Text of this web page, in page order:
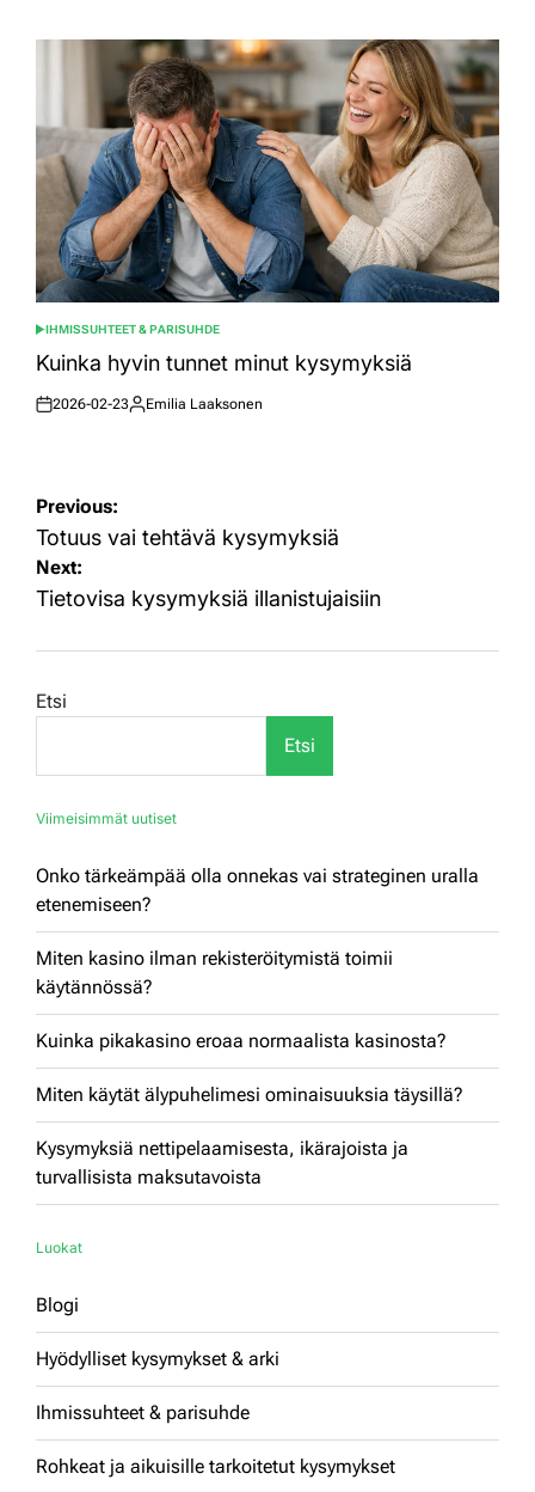
POSTED
IN
IHMISSUHTEET & PARISUHDE
Kuinka hyvin tunnet minut kysymyksiä
Posted
2026-02-23
Posted
Emilia Laaksonen
Artikkelien
selaus
Previous:
Totuus vai tehtävä kysymyksiä
Next:
Tietovisa kysymyksiä illanistujaisiin
Etsi
Etsi
Viimeisimmät uutiset
Onko tärkeämpää olla onnekas vai strateginen uralla
etenemiseen?
Miten kasino ilman rekisteröitymistä toimii
käytännössä?
Kuinka pikakasino eroaa normaalista kasinosta?
Miten käytät älypuhelimesi ominaisuuksia täysillä?
Kysymyksiä nettipelaamisesta, ikärajoista ja
turvallisista maksutavoista
Luokat
Blogi
Hyödylliset kysymykset & arki
Ihmissuhteet & parisuhde
Rohkeat ja aikuisille tarkoitetut kysymykset